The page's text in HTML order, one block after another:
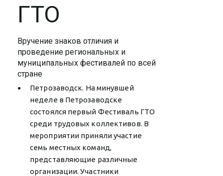
ГТО
Вручение знаков отличия и
проведение региональных и
муниципальных фестивалей по всей
стране
Петрозаводск. На минувшей
неделе в Петрозаводске
состоялся первый Фестиваль ГТО
среди трудовых коллективов. В
мероприятии приняли участие
семь местных команд,
представляющие различные
организации. Участники